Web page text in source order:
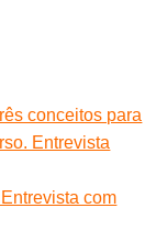
conceitos para
Entrevista
com